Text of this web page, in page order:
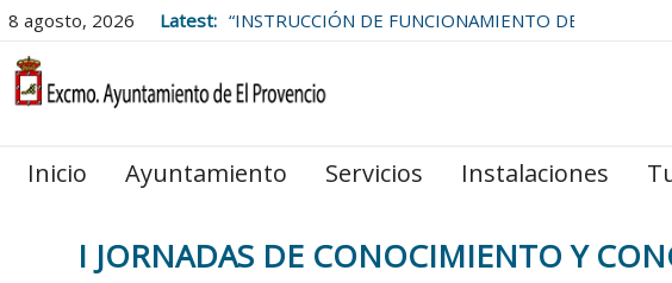
8 agosto, 2026 Latest: “INSTRUCCIÓN DE FUNCIONAMIENTO DE
Inicio Ayuntamiento Servicios Instalaciones
I JORNADAS DE CONOCIMIENTO Y